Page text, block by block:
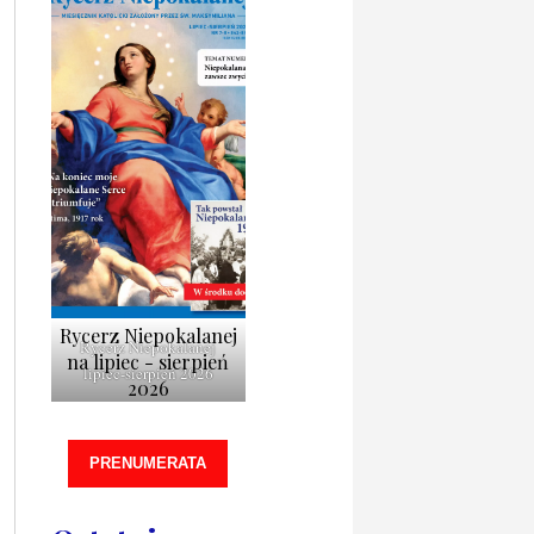
Rycerz Niepokalanej
lipiec-sierpień 2026
Rycerz Niepokalanej
na lipiec - sierpień
2026
PRENUMERATA